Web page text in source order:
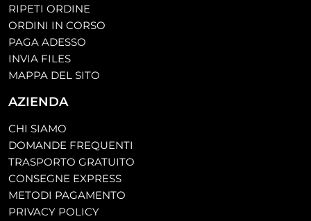
RIPETI ORDINE
ORDINI IN CORSO
PAGA ADESSO
INVIA FILES
MAPPA DEL SITO
AZIENDA
CHI SIAMO
DOMANDE FREQUENTI
TRASPORTO GRATUITO
CONSEGNE EXPRESS
METODI PAGAMENTO
PRIVACY POLICY